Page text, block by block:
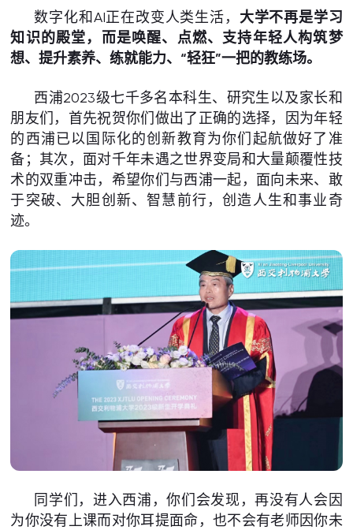
数字化和AI正在改变人类生活， 大学不再是学习
知识的殿堂，而是唤醒、点燃、支持年轻人构筑梦
想、提升素养、练就能力、“轻狂”一把的教练场。
西浦2023级七千多名本科生、研究生以及家长和
朋友们，首先祝贺你们做出了正确的选择，因为年轻
的西浦已以国际化的创新教育为你们起航做好了准
备；其次，面对千年未遇之世界变局和大量颠覆性技
术的双重冲击，希望你们与西浦一起，面向未来、敢
于突破、大胆创新、智慧前行，创造人生和事业奇
迹。
同学们，进入西浦，你们会发现，再没有人会因
为你没有上课而对你耳提面命，也不会有老师因你未